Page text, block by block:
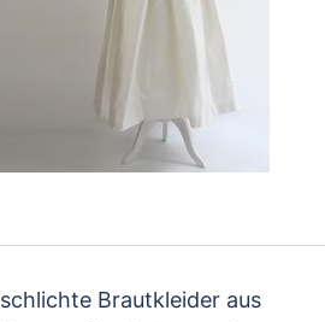
schlichte Brautkleider aus